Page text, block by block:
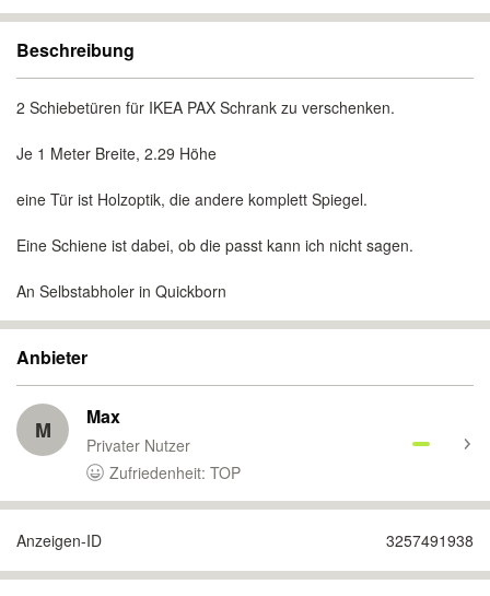
Beschreibung
2 Schiebetüren für IKEA PAX Schrank zu verschenken.
Je 1 Meter Breite, 2.29 Höhe
eine Tür ist Holzoptik, die andere komplett Spiegel.
Eine Schiene ist dabei, ob die passt kann ich nicht sagen.
An Selbstabholer in Quickborn
Anbieter
M Max
Privater Nutzer
Zufriedenheit: TOP
Anzeigen-ID 3257491938